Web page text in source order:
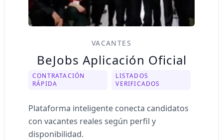
VACANTES
BeJobs Aplicación Oficial
CONTRATACIÓN
RÁPIDA
LISTADOS
VERIFICADOS
Plataforma inteligente conecta candidatos
con vacantes reales según perfil y
disponibilidad.